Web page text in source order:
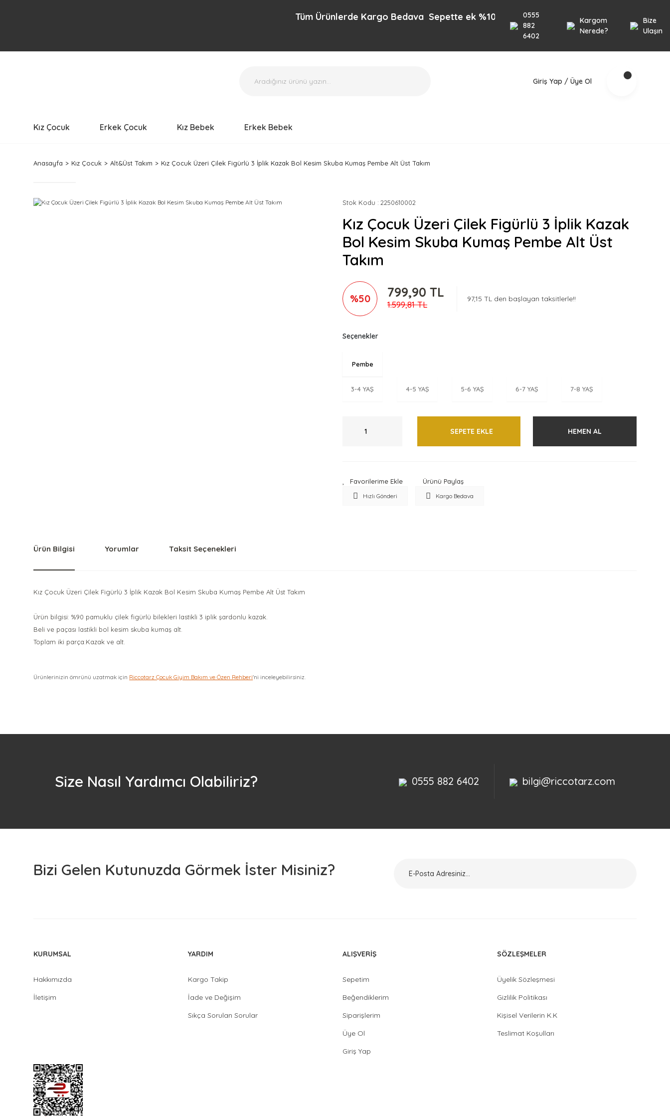
Tüm Ürünlerde Kargo Bedava Sepette ek %10 İndirim 1000TL üzeri alışverişlerinizde
0555
882
6402
Kargom
Nerede?
Bize
Ulaşın
Giriş Yap / Üye Ol
Kız Çocuk Erkek Çocuk Kız Bebek Erkek Bebek
Anasayfa Kız Çocuk Alt&Üst Takım Kız Çocuk Üzeri Çilek Figürlü 3 İplik Kazak Bol Kesim Skuba Kumaş Pembe Alt Üst Takım
Stok Kodu 2250610002
Kız Çocuk Üzeri Çilek Figürlü 3 İplik Kazak
Bol Kesim Skuba Kumaş Pembe Alt Üst
Takım
%50 799,90 TL
1.599,81 TL
97,15 TL den başlayan taksitlerle!!
Seçenekler
Pembe
3-4 YAŞ 4-5 YAŞ 5-6 YAŞ 6-7 YAŞ 7-8 YAŞ
SEPETE EKLE HEMEN AL
Ürünü Paylaş
Hızlı Gönderi Kargo Bedava
Ürün Bilgisi Yorumlar Taksit Seçenekleri
Kız Çocuk Üzeri Çilek Figürlü 3 İplik Kazak Bol Kesim Skuba Kumaş Pembe Alt Üst Takım
Ürün bilgisi: %90 pamuklu çilek figürlü bilekleri lastikli 3 iplik şardonlu kazak.
Beli ve paçası lastikli bol kesim skuba kumaş alt.
Toplam iki parça:Kazak ve alt.
Ürünlerinizin ömrünü uzatmak için Riccotarz Çocuk Giyim Bakım ve Özen Rehberi'ni inceleyebilirsiniz.
Size Nasıl Yardımcı Olabiliriz? 0555 882 6402 bilgi@riccotarz.com
Bizi Gelen Kutunuzda Görmek İster Misiniz?
KURUMSAL
Hakkımızda
İletişim
YARDIM
Kargo Takip
İade ve Değişim
Sıkça Sorulan Sorular
ALIŞVERİŞ
Sepetim
Beğendiklerim
Siparişlerim
Üye Ol
Giriş Yap
SÖZLEŞMELER
Üyelik Sözleşmesi
Gizlilik Politikası
Kişisel Verilerin K.K
Teslimat Koşulları